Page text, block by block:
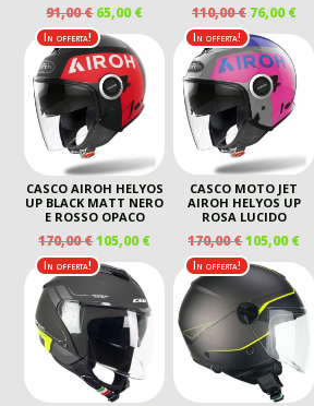
91,00€ IL
PREZZO
ORIGINALE
ERA:
91,00 €.
65,00€IL
PREZZO
ATTUALE
È:
65,00 €.
110,00€ IL
PREZZO
ORIGINALE
ERA:
110,00 €.
76,00€IL
È:
In offerta!
CASCO AIROH HELYOS
UP BLACK MATT NERO
E ROSSO OPACO
170,00€IL
PREZZO
ORIGINALE
ERA:
170,00 €.
105,00€IL
PREZZO
ATTUALE
105,00 €.
In offerta!
CASCO MOTO JET
AIROH HELYOS UP
ROSA LUCIDO
170,00€IL
PREZZO
ORIGINALE
ERA:
170,00 €.
105,00€IL
È:
In offerta! In offerta!